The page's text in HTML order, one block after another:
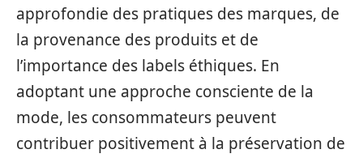
approfondie des pratiques des marques, de
la provenance des produits et de
l’importance des labels éthiques. En
adoptant une approche consciente de la
mode, les consommateurs peuvent
contribuer positivement à la préservation de